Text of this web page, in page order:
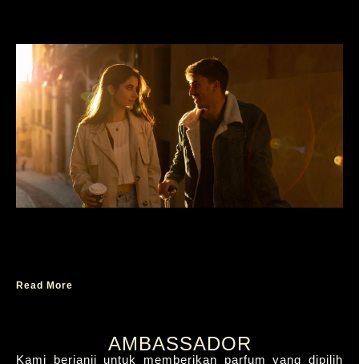
Read More
AMBASSADOR
Kami berjanji untuk memberikan parfum yang dipilih